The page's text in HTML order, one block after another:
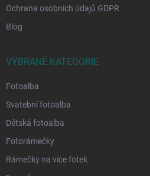
Ochrana osobních údajů GDPR
Blog
VYBRANÉ KATEGORIE
Fotoalba
Svatební fotoalba
Dětská fotoalba
Fotorámečky
Rámečky na více fotek